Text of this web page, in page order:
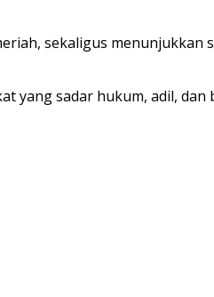
sekaligus menunjukkan
yang sadar hukum, adil, dan